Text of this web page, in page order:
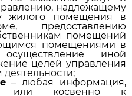
надлежащему
жилого помещения в
предоставлению
помещений
помещениями в
иной
целей управления
– любая информация,
или косвенно к